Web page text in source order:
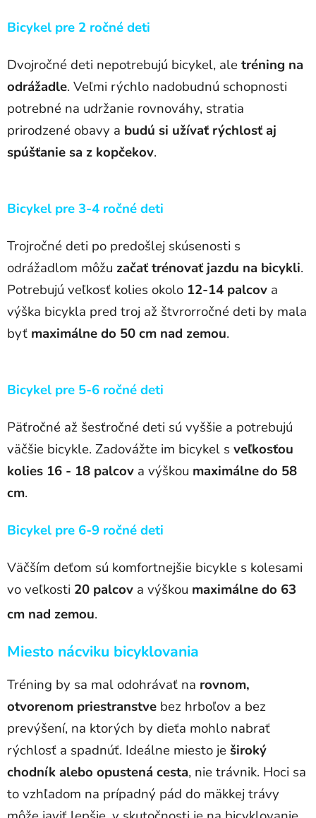
Bicykel pre 2 ročné deti
Dvojročné deti nepotrebujú bicykel, ale tréning na
odrážadle. Veľmi rýchlo nadobudnú schopnosti
potrebné na udržanie rovnováhy, stratia
prirodzené obavy a budú si užívať rýchlosť aj
spúšťanie sa z kopčekov.
Bicykel pre 3-4 ročné deti
Trojročné deti po predošlej skúsenosti s
odrážadlom môžu začať trénovať jazdu na bicykli.
Potrebujú veľkosť kolies okolo 12-14 palcov a
výška bicykla pred troj až štvrorročné deti by mala
byť maximálne do 50 cm nad zemou.
Bicykel pre 5-6 ročné deti
Päťročné až šesťročné deti sú vyššie a potrebujú
väčšie bicykle. Zadovážte im bicykel s veľkosťou
kolies 16 - 18 palcov a výškou maximálne do 58
cm.
Bicykel pre 6-9 ročné deti
Väčším deťom sú komfortnejšie bicykle s kolesami
vo veľkosti 20 palcov a výškou maximálne do 63
cm nad zemou.
Miesto nácviku bicyklovania
Tréning by sa mal odohrávať na rovnom,
otvorenom priestranstve bez hrboľov a bez
prevýšení, na ktorých by dieťa mohlo nabrať
rýchlosť a spadnúť. Ideálne miesto je široký
chodník alebo opustená cesta, nie trávnik. Hoci sa
to vzhľadom na prípadný pád do mäkkej trávy